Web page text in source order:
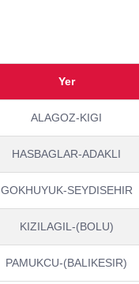
Yer
ALAGOZ-KIGI
HASBAGLAR-ADAKLI
GOKHUYUK-SEYDISEHIR
KIZILAGIL-(BOLU)
PAMUKCU-(BALIKESIR)